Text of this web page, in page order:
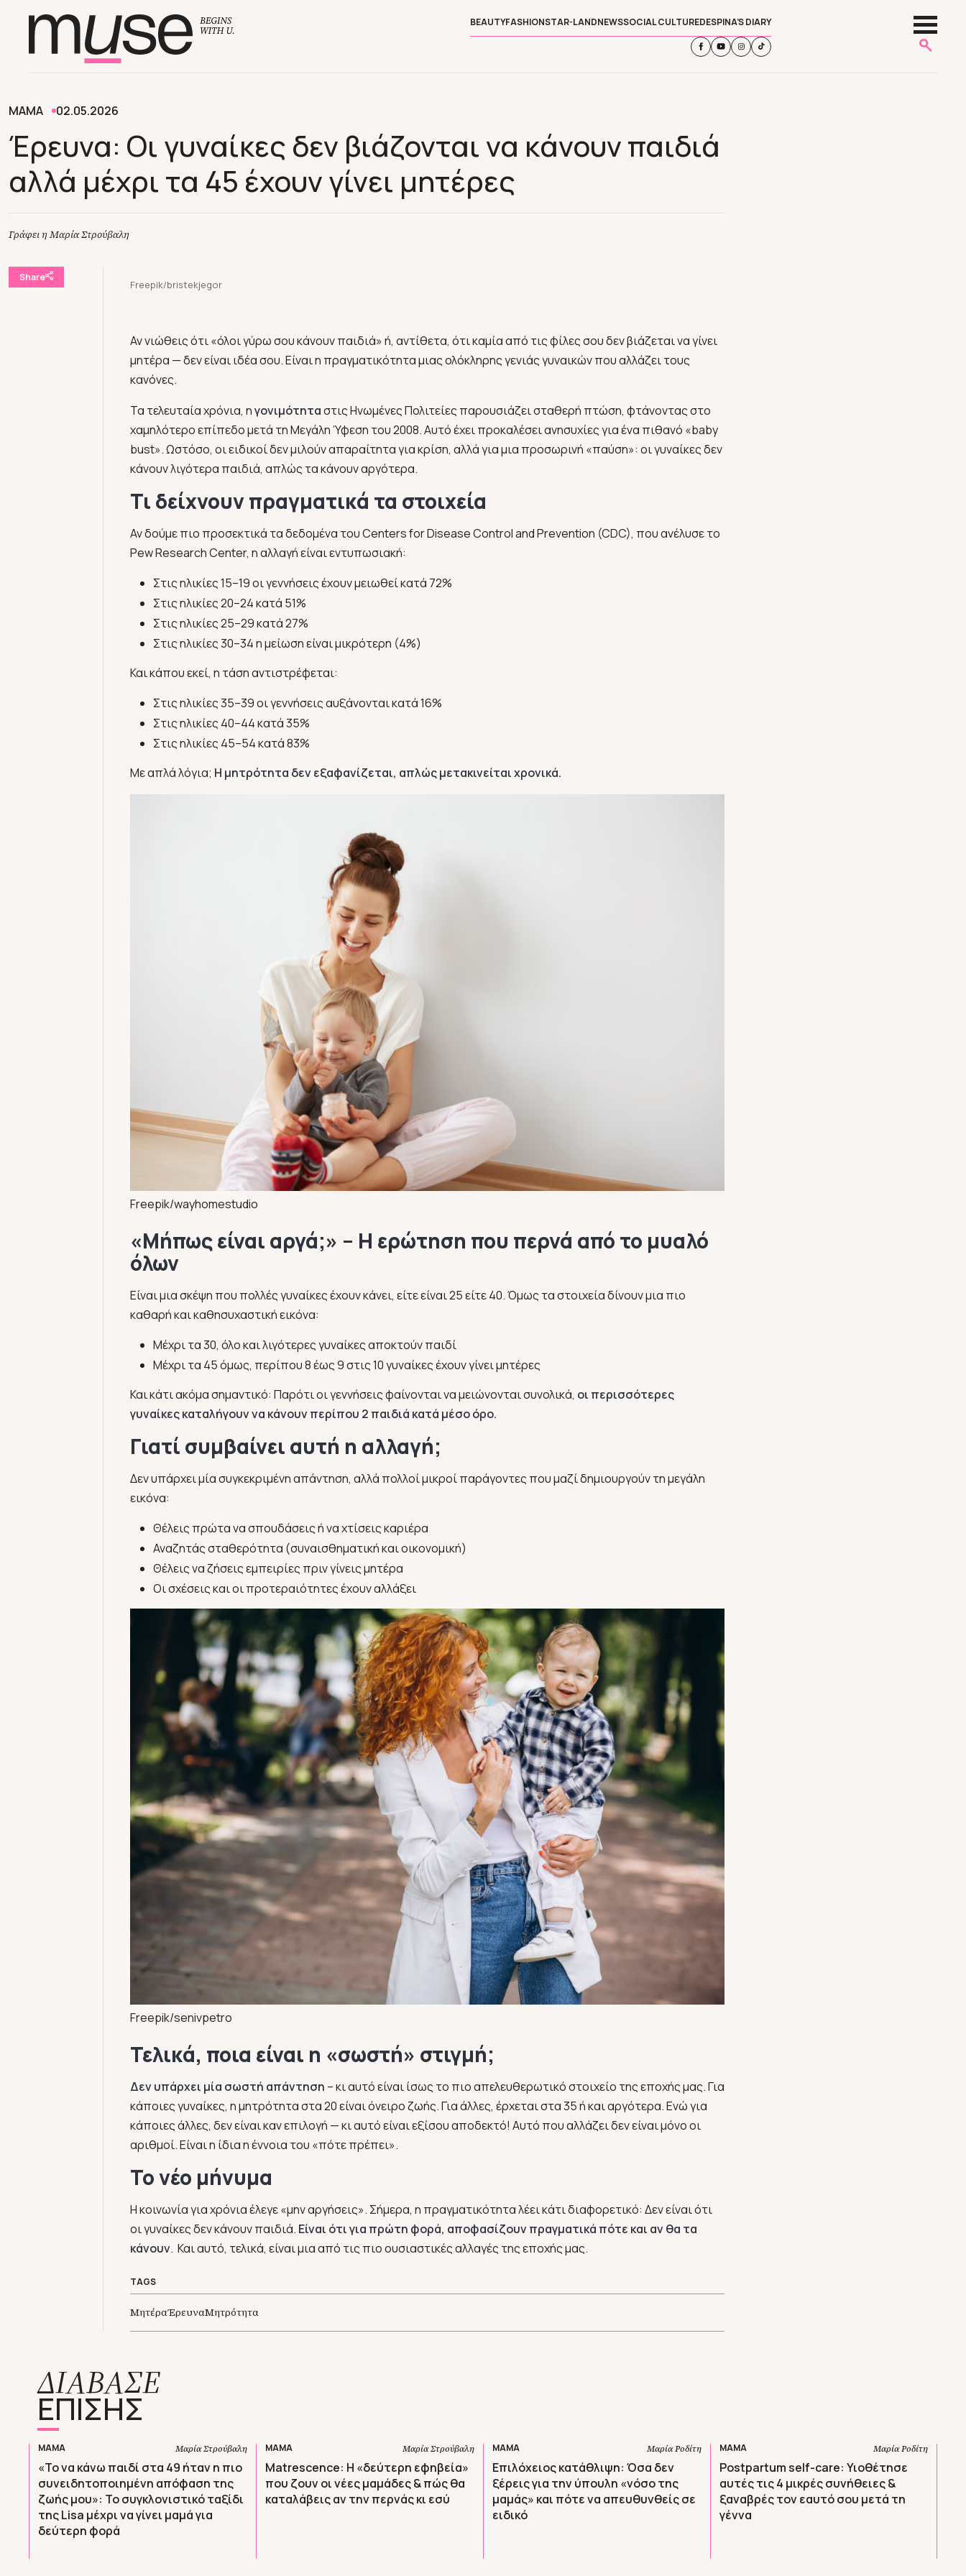
BEAUTYFASHIONSTAR-LANDNEWSSOCIAL CULTUREDESPINA’S DIARY
ΜΑΜΑ 02.05.2026
Έρευνα: Oι γυναίκες δεν βιάζονται να κάνουν παιδιά
αλλά μέχρι τα 45 έχουν γίνει μητέρες
Γράφει η Μαρία Στρούβαλη
Share
Freepik/bristekjegor
Αν νιώθεις ότι«όλοι γύρω σου κάνουν παιδιά» ή, αντίθετα, ότι καμία από τις φίλες σου δεν βιάζεται να γίνει
μητέρα — δεν είναι ιδέα σου. Είναι η πραγματικότητα μιας ολόκληρης γενιάς γυναικών που αλλάζει τους
κανόνες.
Τα τελευταία χρόνια, ηγονιμότηταστις Ηνωμένες Πολιτείες παρουσιάζει σταθερή πτώση, φτάνοντας στο
χαμηλότερο επίπεδο μετά τη Μεγάλη Ύφεση του 2008. Αυτό έχει προκαλέσει ανησυχίες για ένα πιθανό «baby
bust». Ωστόσο, οι ειδικοί δεν μιλούν απαραίτητα για κρίση, αλλά για μια προσωρινή «παύση»: οι γυναίκες δεν
κάνουν λιγότερα παιδιά, απλώς τα κάνουν αργότερα.
Τι δείχνουν πραγματικά τα στοιχεία
Αν δούμε πιο προσεκτικά τα δεδομένα του Centers for Disease Control and Prevention (CDC), που ανέλυσε το
Pew Research Center, η αλλαγή είναι εντυπωσιακή:
Στις ηλικίες 15–19 οι γεννήσεις έχουν μειωθεί κατά 72%
Στις ηλικίες 20–24 κατά 51%
Στις ηλικίες 25–29 κατά 27%
Στις ηλικίες 30–34 η μείωση είναι μικρότερη (4%)
Και κάπου εκεί, η τάση αντιστρέφεται:
Στις ηλικίες 35–39 οι γεννήσεις αυξάνονται κατά 16%
Στις ηλικίες 40–44 κατά 35%
Στις ηλικίες 45–54 κατά 83%
Με απλά λόγια; Η μητρότητα δεν εξαφανίζεται, απλώς μετακινείται χρονικά.
Freepik/wayhomestudio
«Μήπως είναι αργά;» – Η ερώτηση που περνά από το μυαλό
όλων
Είναι μια σκέψη που πολλές γυναίκες έχουν κάνει, είτε είναι 25 είτε 40. Όμως τα στοιχεία δίνουν μια πιο
καθαρή και καθησυχαστική εικόνα:
Μέχρι τα 30, όλο και λιγότερες γυναίκες αποκτούν παιδί
Μέχρι τα 45 όμως, περίπου 8 έως 9 στις 10 γυναίκες έχουν γίνει μητέρες
Και κάτι ακόμα σημαντικό: Παρότι οι γεννήσεις φαίνονται να μειώνονται συνολικά, οι περισσότερες
γυναίκες καταλήγουν να κάνουν περίπου 2 παιδιά κατά μέσο όρο.
Γιατί συμβαίνει αυτή η αλλαγή;
Δεν υπάρχει μία συγκεκριμένη απάντηση, αλλά πολλοί μικροί παράγοντες που μαζί δημιουργούν τη μεγάλη
εικόνα:
Θέλεις πρώτα να σπουδάσεις ή να χτίσεις καριέρα
Αναζητάς σταθερότητα (συναισθηματική και οικονομική)
Θέλεις να ζήσεις εμπειρίες πριν γίνεις μητέρα
Οι σχέσεις και οι προτεραιότητες έχουν αλλάξει
Freepik/senivpetro
Τελικά, ποια είναι η «σωστή» στιγμή;
Δεν υπάρχει μία σωστή απάντηση – κι αυτό είναι ίσως το πιο απελευθερωτικό στοιχείο της εποχής μας. Για
κάποιες γυναίκες, η μητρότητα στα 20 είναι όνειρο ζωής. Για άλλες, έρχεται στα 35 ή και αργότερα. Ενώ για
κάποιες άλλες, δεν είναι καν επιλογή — κι αυτό είναι εξίσου αποδεκτό! Αυτό που αλλάζει δεν είναι μόνο οι
αριθμοί. Είναι η ίδια η έννοια του «πότε πρέπει».
Το νέο μήνυμα
Η κοινωνία για χρόνια έλεγε «μην αργήσεις». Σήμερα, η πραγματικότητα λέει κάτι διαφορετικό: Δεν είναι ότι
οι γυναίκες δεν κάνουν παιδιά. Είναι ότι για πρώτη φορά, αποφασίζουν πραγματικά πότε και αν θα τα
κάνουν. Και αυτό, τελικά, είναι μια από τις πιο ουσιαστικές αλλαγές της εποχής μας.
TAGS
ΜητέραΈρευναΜητρότητα
ΔΙΑΒΑΣΕ
ΕΠΙΣΗΣ
ΜΑΜΑ Μαρία Στρούβαλη
«Το να κάνω παιδί στα 49 ήταν η πιο
συνειδητοποιημένη απόφαση της
ζωής μου»: Το συγκλονιστικό ταξίδι
της Lisa μέχρι να γίνει μαμά για
δεύτερη φορά
ΜΑΜΑ Μαρία Στρούβαλη
Matrescence: Η «δεύτερη εφηβεία»
που ζουν οι νέες μαμάδες & πώς θα
καταλάβεις αν την περνάς κι εσύ
ΜΑΜΑ Μαρία Ροδίτη
Επιλόχειος κατάθλιψη: Όσα δεν
ξέρεις για την ύπουλη «νόσο της
μαμάς» και πότε να απευθυνθείς σε
ειδικό
ΜΑΜΑ Μαρία Ροδίτη
Postpartum self-care: Υιοθέτησε
αυτές τις 4 μικρές συνήθειες &
ξαναβρές τον εαυτό σου μετά τη
γέννα